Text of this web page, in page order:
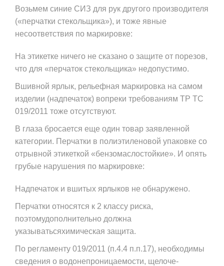
Возьмем синие СИЗ для рук другого производителя
(«перчатки стекольщика»), и тоже явные
несоответствия по маркировке:
На этикетке ничего не сказано о защите от порезов,
что для «перчаток стекольщика» недопустимо.
Вшивной ярлык, рельефная маркировка на самом
изделии (надпечаток) вопреки требованиям ТР ТС
019/2011 тоже отсутствуют.
В глаза бросается еще один товар заявленной
категории. Перчатки в полиэтиленовой упаковке со
отрывной этикеткой «бензомаслостойкие». И опять
грубые нарушения по маркировке:
Надпечаток и вшитых ярлыков не обнаружено.
Перчатки относятся к 2 классу риска,
поэтомудополнительно должна
указыватьсяхимическая защита.
По регламенту 019/2011 (п.4.4 п.п.17), необходимы
сведения о водонепроницаемости, щелоче-